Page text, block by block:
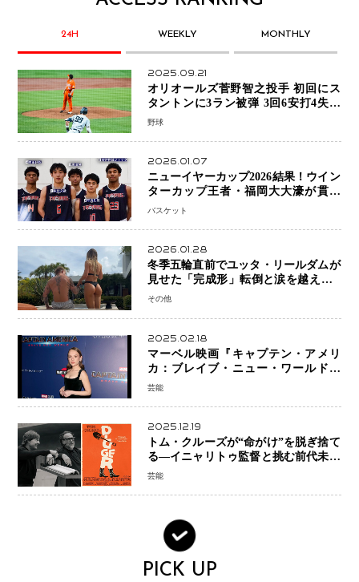
24H WEEKLY MONTHLY
2025.09.21
オリオールズ菅野智之投手 初回にス
タントンに3ラン被弾 3回6安打4失点
で降板
野球
2026.01.07
ニューイヤーカップ2026結果！ウイン
ターカップ王者・福岡大大濠が貫禄
V！ 東山は“背番号継承”で新たな物語
バスケット
2026.01.28
冬季五輪直前でユッタ・リールダムが
見せた「完成形」転倒と涙を越えて─
ミラノで金を狙うオランダ女王の現在
その他
2025.02.18
マーベル映画『キャプテン・アメリ
カ：ブレイブ・ニュー・ワールド』
新ブラック・ウィドウ役のシラ・ハー
芸能
2025.12.19
トム・クルーズが“命がけ”を脱ぎ捨て
る―イニャリトゥ監督と挑む前代未聞
の大惨事コメディ「DIGGER ディガ
芸能
PICK UP